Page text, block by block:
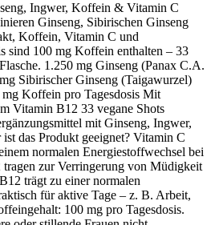
Ingwer, Koffein & Vitamin C
Ginseng, Sibirischen Ginseng
Koffein, Vitamin C und
sind 100 mg Koffein enthalten – 33
1.250 mg Ginseng (Panax C.A.
Sibirischer Ginseng (Taigawurzel)
Koffein pro Tagesdosis Mit
Vitamin B12 33 vegane Shots
mit Ginseng, Ingwer,
das Produkt geeignet? Vitamin C
normalen Energiestoffwechsel bei
zur Verringerung von Müdigkeit
trägt zu einer normalen
für aktive Tage – z. B. Arbeit,
100 mg pro Tagesdosis.